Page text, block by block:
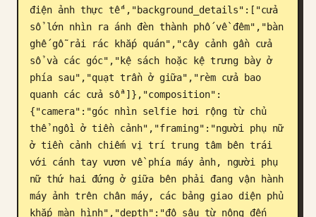
điện ảnh thực tế","background_details":["cửa
sổ lớn nhìn ra ánh đèn thành phố về đêm","bàn
ghế gỗ rải rác khắp quán","cây cảnh gần cửa
sổ và các góc","kệ sách hoặc kệ trưng bày ở
phía sau","quạt trần ở giữa","rèm cửa bao
quanh các cửa sổ"]},"composition":
{"camera":"góc nhìn selfie hơi rộng từ chủ
thể ngồi ở tiền cảnh","framing":"người phụ nữ
ở tiền cảnh chiếm vị trí trung tâm bên trái
với cánh tay vươn về phía máy ảnh, người phụ
nữ thứ hai đứng ở giữa bên phải đang vận hành
máy ảnh trên chân máy, các bảng giao diện phủ
khắp màn hình","depth":"độ sâu từ nông đến